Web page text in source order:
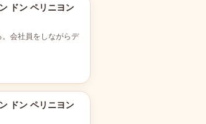
ドン ペリニヨン
会社員をしながらデ
ドン ペリニヨン